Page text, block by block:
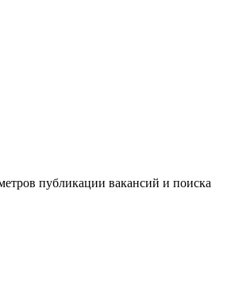
публикации вакансий и поиска